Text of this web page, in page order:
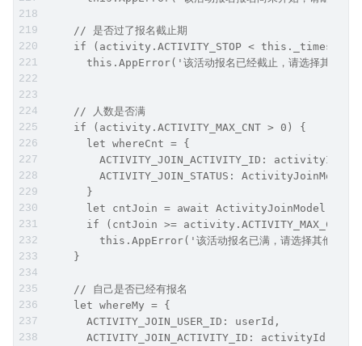
    // 是否过了报名截止期
if (activity.ACTIVITY_STOP <
this.AppError('该活动报名已经截止，请选择其他活
    // 人数是否满
    if (activity.ACTIVITY_MAX_CNT > 0) {
      let whereCnt = {
        ACTIVITY_JOIN_ACTIVITY_ID: activityId,
ACTIVITY_JOIN_STATUS:
      }
let cntJoin = await
      if (cntJoin >= activity.ACTIVITY_MAX_CNT)
this.AppError('该活动报名已满，请选择其他活动
    }
    // 自己是否已经有报名
    let whereMy = {
      ACTIVITY_JOIN_USER_ID: userId,
      ACTIVITY_JOIN_ACTIVITY_ID: activityId,